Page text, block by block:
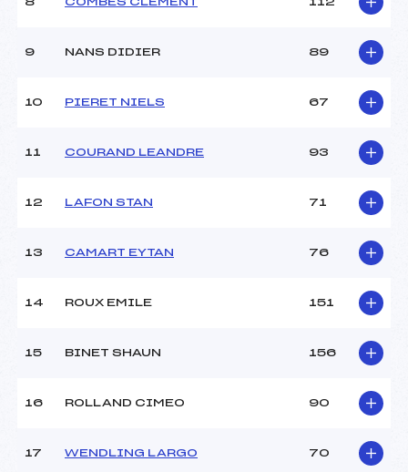
Neige :
DAMEE
11H
Ouvreurs A :
GRANGE JEAN BAPTISTE
Ouvreurs E :
0°
Pénalité appliquée :
8 COMBES CLEMENT 112
9 NANS DIDIER 89
10 PIERET NIELS 67
11 COURAND LEANDRE 93
12 LAFON STAN 71
13 CAMART EYTAN 76
14 ROUX EMILE 151
15 BINET SHAUN 156
16 ROLLAND CIMEO 90
17 WENDLING LARGO 70